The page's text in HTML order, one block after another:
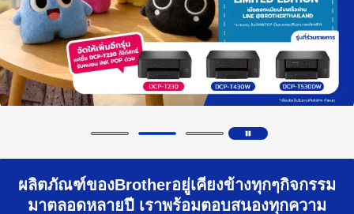
ผลิตภัณฑ์ของBrotherอยู่เคียงข้างทุกๆกิจกรรม
มาตลอดหลายปี เราพร้อมตอบสนองทุกความ